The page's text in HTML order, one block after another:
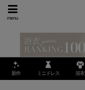
menu
新作 ミニドレス 浴衣